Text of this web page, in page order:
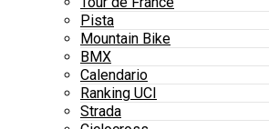
Pista
Mountain Bike
BMX
Calendario
Ranking UCI
Strada